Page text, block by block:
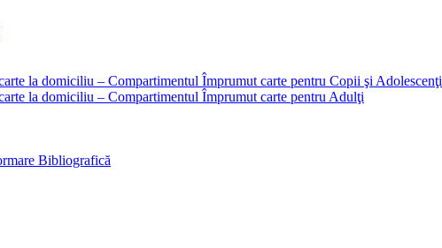
la domiciliu – Compartimentul Împrumut carte pentru Copii şi Adolescenţi
la domiciliu – Compartimentul Împrumut carte pentru Adulţi
Bibliografică